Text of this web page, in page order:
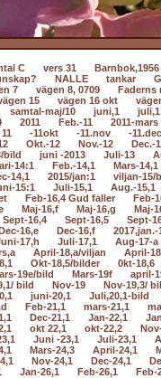
C vers 31
Barnbok,1956
NALLE tankar
7 vägen 8, 0709
Faderns
15 vägen 16 okt
samtal-maj/10 juni,1
juli,1
2011 Feb.-11
2011-mars
-11okt -11.nov
-
Okt.-12 Nov.-12
Dec.-
bild juni -2013 Juli-13
14:1 Feb.-14,1
Mars-14,1
14,1 2015/jan:1
viljan-15/
15:1 Juli-15,1
Aug.-15,1
Feb-16,4 Gud faller
Feb-
Maj-16,f Maj-16,g
Maj-
Sept-16,4 Sept-16,5
Sept-
16,e Dec-16,f
2017,jan.-
17,h Juli-17,1
Aug-17-a
April-18,a/viljan
April-
Okt-18,5/bilder
0kt-18,6
19e/bild Mars-19f
april-
bild Nov-19
Nov-19,3/
juni-20,1
Juli,20,1-bild
Feb-21,1 mars-21,1
Dec-21,1 Jan-22,1
okt 22,1 okt-22,2
Juni -23,1 Juli-23,1
Mars-24,3 April-24,1
Nov-24,1 Dec-24,1
Jan-26,1 Feb-26,1 Feb-